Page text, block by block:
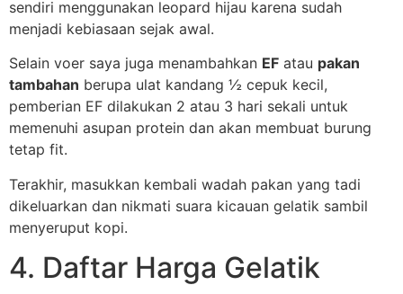
sendiri menggunakan leopard hijau karena sudah
menjadi kebiasaan sejak awal.
Selain voer saya juga menambahkan EF atau pakan
tambahan berupa ulat kandang ½ cepuk kecil,
pemberian EF dilakukan 2 atau 3 hari sekali untuk
memenuhi asupan protein dan akan membuat burung
tetap fit.
Terakhir, masukkan kembali wadah pakan yang tadi
dikeluarkan dan nikmati suara kicauan gelatik sambil
menyeruput kopi.
4. Daftar Harga Gelatik